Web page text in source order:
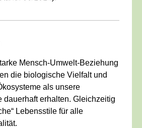
Mensch-Umwelt-Beziehung
die biologische Vielfalt und
als unsere
dauerhaft erhalten. Gleichzeitig
Lebensstile für alle